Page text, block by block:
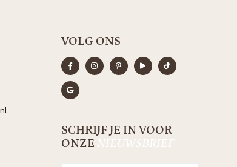
VOLG ONS
SCHRIJF JE IN VOOR
ONZE NIEUWSBRIEF